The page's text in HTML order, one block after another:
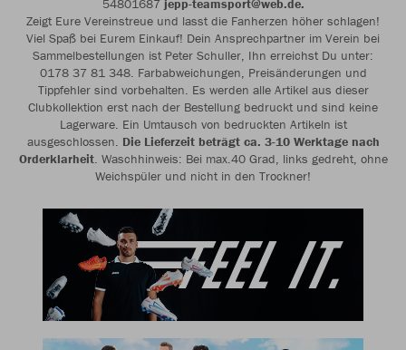
54801687 jepp-teamsport@web.de.
Zeigt Eure Vereinstreue und lasst die Fanherzen höher schlagen!
Viel Spaß bei Eurem Einkauf! Dein Ansprechpartner im Verein bei
Sammelbestellungen ist Peter Schuller, Ihn erreichst Du unter:
0178 37 81 348. Farbabweichungen, Preisänderungen und
Tippfehler sind vorbehalten. Es werden alle Artikel aus dieser
Clubkollektion erst nach der Bestellung bedruckt und sind keine
Lagerware. Ein Umtausch von bedruckten Artikeln ist
ausgeschlossen. Die Lieferzeit beträgt ca. 3-10 Werktage nach
Orderklarheit. Waschhinweis: Bei max.40 Grad, links gedreht, ohne
Weichspüler und nicht in den Trockner!